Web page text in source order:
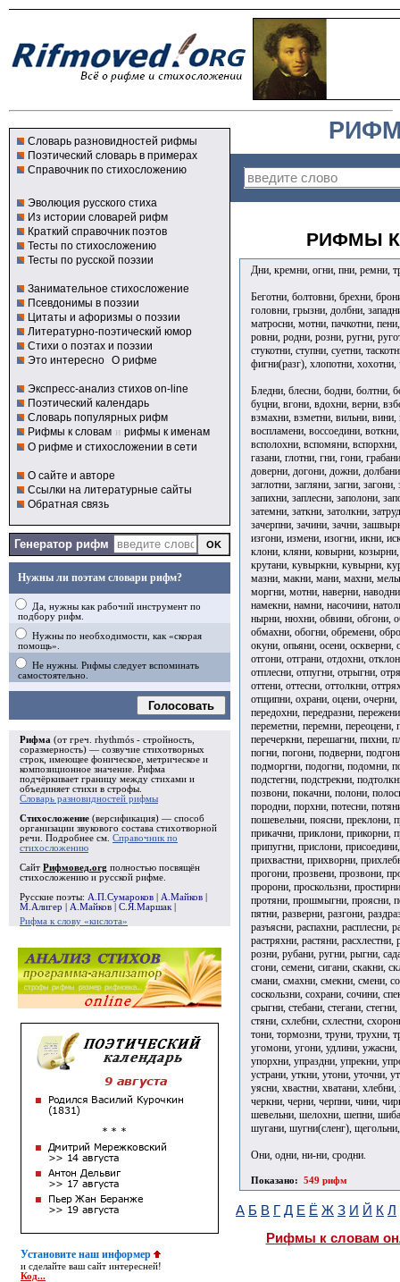
Словарь разновидностей рифмы
Поэтический словарь в примерах
Справочник по стихосложению
Эволюция русского стиха
Из истории словарей рифм
Краткий справочник поэтов
Тесты по стихосложению
Тесты по русской поэзии
Занимательное стихосложение
Псевдонимы в поэзии
Цитаты и афоризмы о поэзии
Литературно-поэтический юмор
Стихи о поэтах и поэзии
Это интересно О рифме
Экспресс-анализ стихов on-line
Поэтический календарь
Словарь популярных рифм
Рифмы к словам и рифмы к именам
О рифме и стихосложении в сети
О сайте и авторе
Ссылки на литературные сайты
Обратная связь
Генератор рифм
Нужны ли поэтам словари рифм?
Да, нужны как рабочий инструмент по
подбору рифм.
Нужны по необходимости, как «скорая
помощь».
Не нужны. Рифмы следует вспоминать
самостоятельно.
Голосовать
Рифма (от греч. rhythmós - стройность,
соразмерность) — созвучие стихотворных
строк, имеющее фоническое, метрическое и
композиционное значение. Рифма
подчёркивает границу между стихами и
объединяет стихи в строфы
Словарь разновидностей рифмы
Стихосложение (версификация) — способ
организации звукового состава стихотворной
речи. Подробнее см. Справочник по
стихосложению
Сайт Рифмовед.org полностью посвящён
стихосложению и русской рифме.
Русские поэты: А.П.Сумароков А.Майков
М.Алигер
А.Майков С.Я.Маршак
Рифма к слову «кислота»
Установите наш информер
и сделайте ваш сайт интересней!
Код...
РИФМЫ К
Дни, кремни, огни, пни, ремни,
Беготни, болтовни, брехни,
головни, грызни, долбни,
матросни, мотни, пачкотни,
ровни, родни, розни, ругни,
стукотни, ступни, суетни,
фигни(разг), хлопотни,
Бледни, блесни, бодни, болтни,
буцни, вгони, вдохни, верни,
взмахни, взметни, вильни,
воспламени, воссоедини,
всполохни, вспомяни, вспорхни,
газани, глотни, гни, гони,
доверни, догони, дожни,
заглотни, загляни, загни,
запихни, заплесни, заполони,
затемни, заткни, затолкни,
зачерпни, зачини, зачни,
изгони, измени, изогни, икни,
клони, кляни, ковырни,
крутани, кувыркни, кувырни,
мазни, макни, мани, махни,
моргни, мотни, наверни,
намекни, намни, насочини,
нырни, нюхни, обвини, обгони,
обмахни, обогни, обремени,
окуни, опьяни, осени, оскверни,
отгони, отграни, отдохни,
отплесни, отпугни, отрыгни,
оттени, оттесни, оттолкни,
отщипни, охрани, оцени, очерни,
передохни, передразни,
переметни, перемни, переоцени,
перечеркни, перешагни, пихни,
погни, погони, подверни,
подморгни, подогни, подомни,
подстегни, подстрекни,
позвони, покачни, полони,
породни, порхни, потесни,
пошевельни, поясни, преклони,
прикачни, приклони, прикорни,
припугни, прислони,
прихвастни, прихворни,
прогони, прозвени, прозвони,
пророни, проскользни,
протяни, прошмыгни, проясни,
пятни, разверни, разгони,
разъясни, распахни, расплесни,
растряхни, растяни,
розни, рубани, ругни, рыгни,
сгони, семени, сигани, скакни,
смани, смахни, смекни, смени,
соскользни, сохрани, сочини,
срыгни, стебани, стегани,
стяни, схлебни, схлестни,
тони, тормозни, труни, трухни,
угомони, угони, удлини,
упорхни, упраздни, упрекни,
устрани, уткни, утони, уточни,
уясни, хвастни, хватани,
черкни, черни, черпни, чини,
шевельни, шелохни, шепни,
шугани, шугни(сленг),
Они, одни, ни-ни, сродни.
Показано: 549 рифм
А Б В Г Д Е Ё Ж З И Й К Л
Рифмы к словам